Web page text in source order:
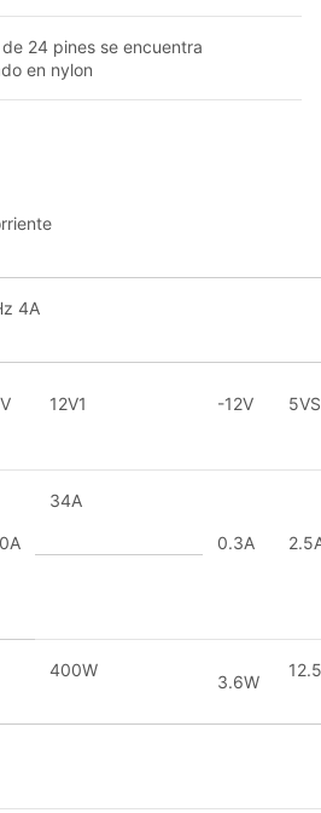
24 pines se encuentra
en nylon
4A
12V1 -12V
34A
0.3A
400W
3.6W